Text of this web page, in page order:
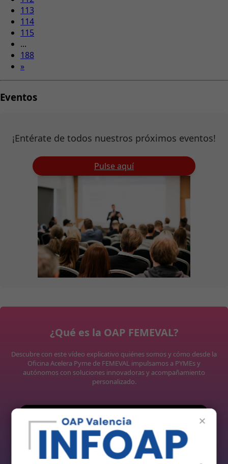
113
114
115
...
188
»
Eventos
¡Entérate de todos nuestros próximos eventos!
Pulse aquí
¿Qué es la OAP FEMEVAL?
Descubre con este vídeo explicativo quiénes somos y cómo desde la
Oficina Acelera Pyme de FEMEVAL impulsamos a PYMEs y
autónomos con soluciones innovadoras y acompañamiento
personalizado.
×